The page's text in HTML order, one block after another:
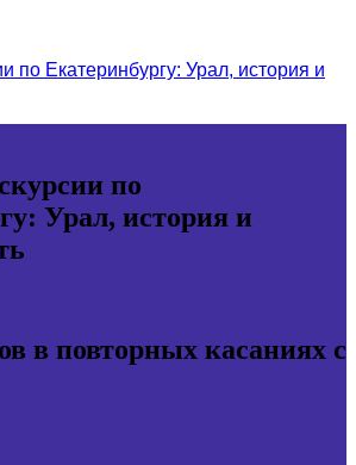
по Екатеринбургу: Урал, история и
по
Урал, история и
в повторных касаниях с